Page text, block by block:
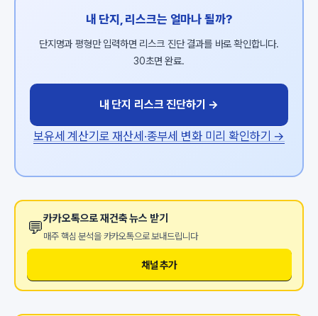
내 단지, 리스크는 얼마나 될까?
단지명과 평형만 입력하면 리스크 진단 결과를 바로 확인합니다.
30초면 완료.
내 단지 리스크 진단하기 →
보유세 계산기로 재산세·종부세 변화 미리 확인하기 →
💬카카오톡으로 재건축 뉴스 받기
매주 핵심 분석을 카카오톡으로 보내드립니다
채널 추가